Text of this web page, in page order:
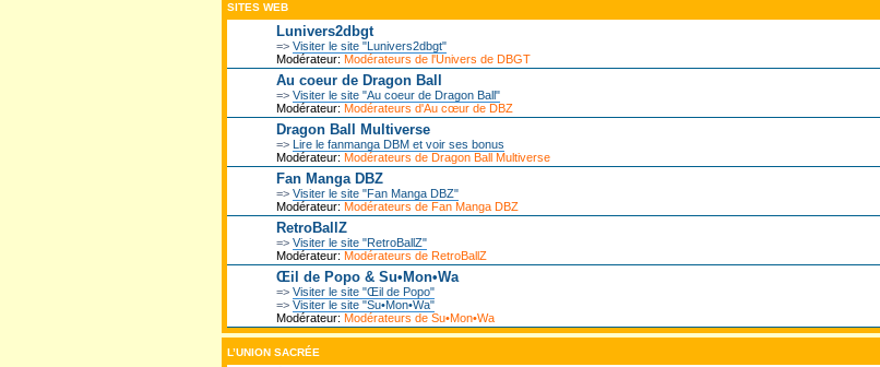
SITES WEB
Lunivers2dbgt
=> Visiter le site "Lunivers2dbgt"
Modérateur: Modérateurs de l'Univers de DBGT
Au coeur de Dragon Ball
=> Visiter le site "Au coeur de Dragon Ball"
Modérateur: Modérateurs d'Au cœur de DBZ
Dragon Ball Multiverse
=> Lire le fanmanga DBM et voir ses bonus
Modérateur: Modérateurs de Dragon Ball Multiverse
Fan Manga DBZ
=> Visiter le site "Fan Manga DBZ"
Modérateur: Modérateurs de Fan Manga DBZ
RetroBallZ
=> Visiter le site "RetroBallZ"
Modérateur: Modérateurs de RetroBallZ
Œil de Popo & Su•Mon•Wa
=> Visiter le site "Œil de Popo"
=> Visiter le site "Su•Mon•Wa"
Modérateur: Modérateurs de Su•Mon•Wa
L’UNION SACRÉE